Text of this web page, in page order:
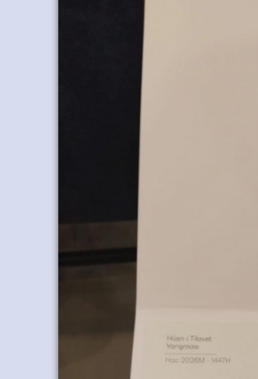
Mehmet AYDOĞAN